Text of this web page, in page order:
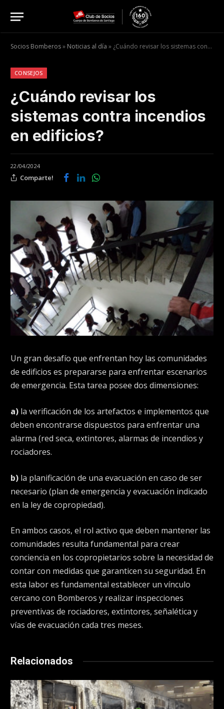
Socios Bomberos» Noticias al día » ¿Cuándo revisar los sistemas contra incendios en edificios?
CONSEJOS
¿Cuándo revisar los
sistemas contra incendios
en edificios?
22/04/2024
Comparte!
Un gran desafío que enfrentan hoy las comunidades
de edificios es prepararse para enfrentar escenarios
de emergencia. Esta tarea posee dos dimensiones:
a) la verificación de los artefactos e implementos que
deben encontrarse dispuestos para enfrentar una
alarma (red seca, extintores, alarmas de incendios y
rociadores.
b) la planificación de una evacuación en caso de ser
necesario (plan de emergencia y evacuación indicado
en la ley de copropiedad).
En ambos casos, el rol activo que deben mantener las
comunidades resulta fundamental para crear
conciencia en los copropietarios sobre la necesidad de
contar con medidas que garanticen su seguridad. En
esta labor es fundamental establecer un vínculo
cercano con Bomberos y realizar inspecciones
preventivas de rociadores, extintores, señalética y
vías de evacuación cada tres meses.
Relacionados